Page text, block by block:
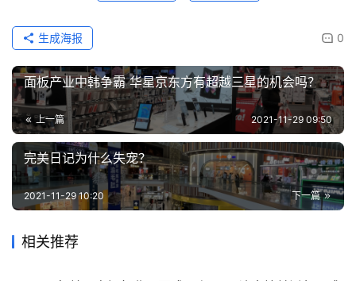
0
生成海报
面板产业中韩争霸 华星京东方有超越三星的机会吗？
上一篇 2021-11-29 09:50
完美日记为什么失宠？
下一篇
2021-11-29 10:20
相关推荐